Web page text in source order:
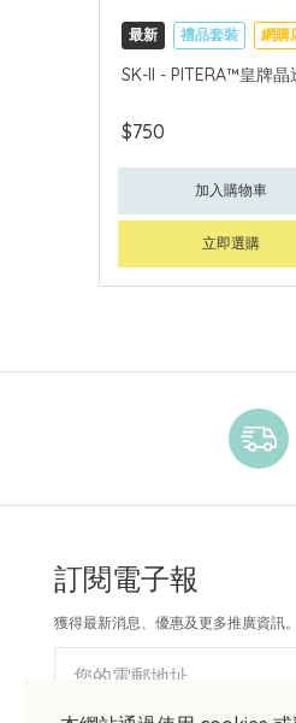
最新 禮品套裝
網購
可中國內地配送
SK-II - PITERA™皇牌晶
$750
加入購物車
立即選購
訂閱電子報
獲得最新消息、優惠及更多推廣資訊。
您的電郵地址